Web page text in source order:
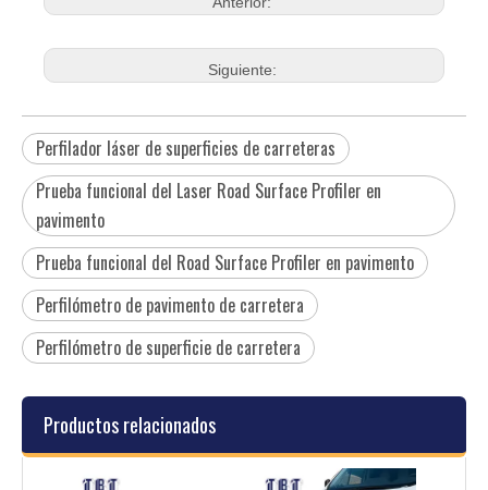
Siguiente:
Perfilador láser de superficies de carreteras
Prueba funcional del Laser Road Surface Profiler en
pavimento
Prueba funcional del Road Surface Profiler en pavimento
Perfilómetro de pavimento de carretera
Perfilómetro de superficie de carretera
Productos relacionados